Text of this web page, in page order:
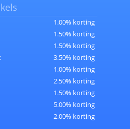
1.00% korting
1.50% korting
1.50% korting
3.50% korting
1.00% korting
2.50% korting
1.50% korting
5.00% korting
2.00% korting